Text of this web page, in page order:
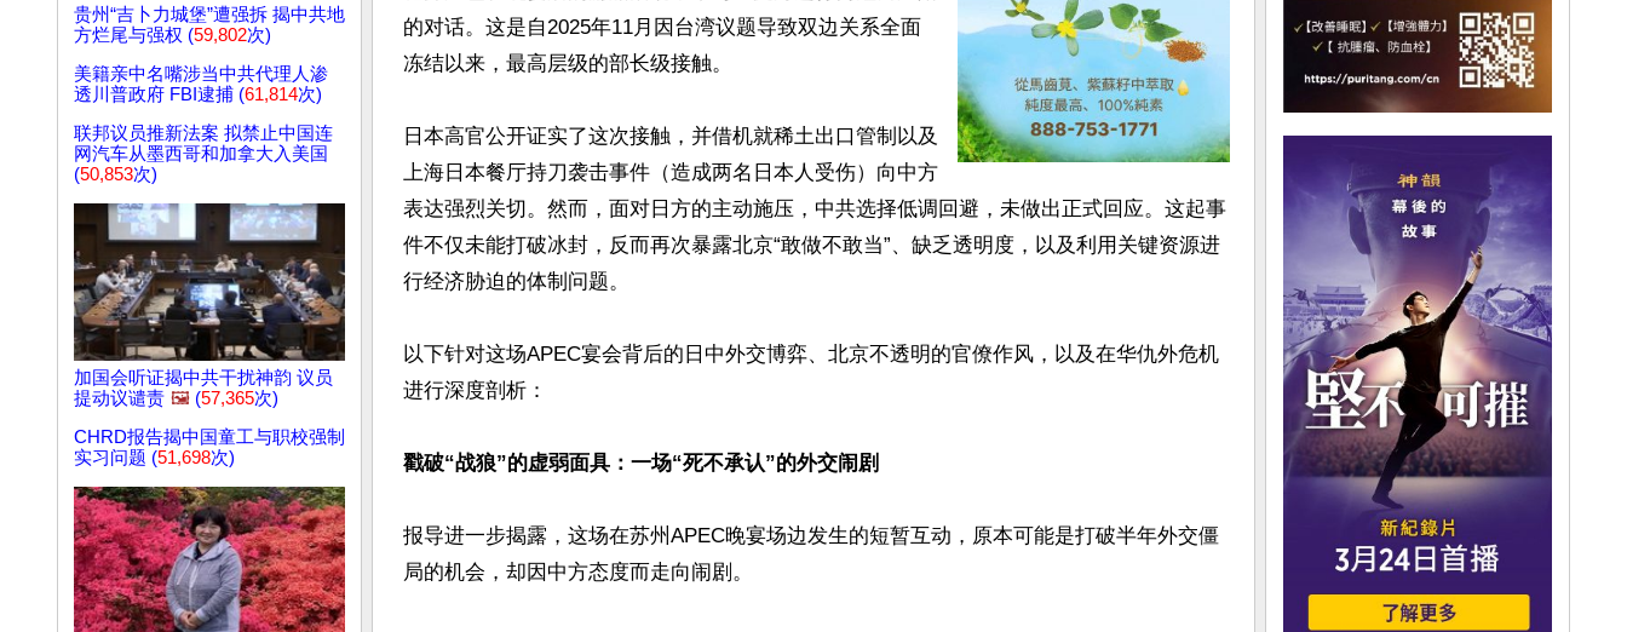
贵州“吉卜力城堡”遭强拆 揭中共地
方烂尾与强权 (59,802次)
美籍亲中名嘴涉当中共代理人渗
透川普政府 FBI逮捕 (61,814次)
联邦议员推新法案 拟禁止中国连
网汽车从墨西哥和加拿大入美国
(50,853次)
加国会听证揭中共干扰神韵 议员
提动议谴责 🖼️ (57,365次)
CHRD报告揭中国童工与职校强制
实习问题 (51,698次)
的对话。这是自2025年11月因台湾议题导致双边关系全面
冻结以来，最高层级的部长级接触。
日本高官公开证实了这次接触，并借机就稀土出口管制以及
上海日本餐厅持刀袭击事件（造成两名日本人受伤）向中方
表达强烈关切。然而，面对日方的主动施压，中共选择低调回避，未做出正式回应。这起事
件不仅未能打破冰封，反而再次暴露北京“敢做不敢当”、缺乏透明度，以及利用关键资源进
行经济胁迫的体制问题。
以下针对这场APEC宴会背后的日中外交博弈、北京不透明的官僚作风，以及在华仇外危机
进行深度剖析：
戳破“战狼”的虚弱面具：一场“死不承认”的外交闹剧
报导进一步揭露，这场在苏州APEC晚宴场边发生的短暂互动，原本可能是打破半年外交僵
局的机会，却因中方态度而走向闹剧。